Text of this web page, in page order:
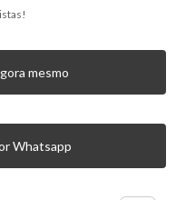
mesmo
Whatsapp